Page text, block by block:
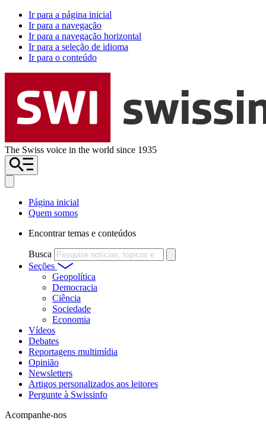
Ir para a página inicial
Ir para a navegação
Ir para a navegação horizontal
Ir para a seleção de idioma
Ir para o conteúdo
The Swiss voice in the world since 1935
Página inicial
Quem somos
Encontrar temas e conteúdos
Busca
Seções
Geopolítica
Democracia
Ciência
Sociedade
Economia
Vídeos
Debates
Reportagens multimídia
Opinião
Newsletters
Artigos personalizados aos leitores
Pergunte à Swissinfo
Acompanhe-nos